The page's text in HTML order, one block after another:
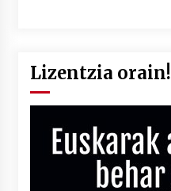
Lizentzia orain!